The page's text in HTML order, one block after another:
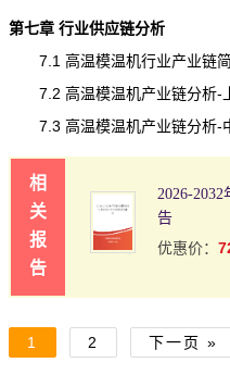
第七章 行业供应链分析
7.1 高温模温机行业产业链
7.2 高温模温机产业链分析-
7.3 高温模温机产业链分析-
相
关
报
告
2026-2032
告
优惠价：
1 2 下一页 »